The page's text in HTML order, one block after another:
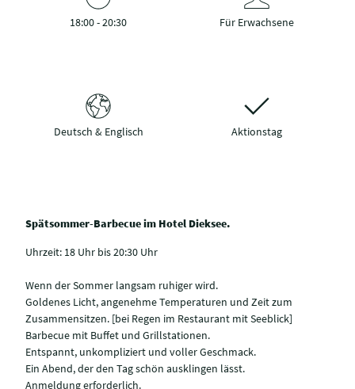
18:00 - 20:30 Für Erwachsene
Deutsch & Englisch Aktionstag
Spätsommer-Barbecue im Hotel Dieksee.
Uhrzeit: 18 Uhr bis 20:30 Uhr
Wenn der Sommer langsam ruhiger wird.
Goldenes Licht, angenehme Temperaturen und Zeit zum
Zusammensitzen. [bei Regen im Restaurant mit Seeblick]
Barbecue mit Buffet und Grillstationen.
Entspannt, unkompliziert und voller Geschmack.
Ein Abend, der den Tag schön ausklingen lässt.
Anmeldung erforderlich.